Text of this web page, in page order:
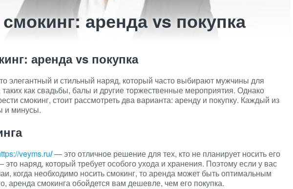
аренда vs покупка
аренда vs покупка
элегантный и стильный наряд, который часто выбирают мужчины для
как свадьбы, балы и другие торжественные мероприятия. Однако
смокинг, стоит рассмотреть два варианта: аренду и покупку. Каждый из
и минусы.
veyms.ru/— это отличное решение для тех, кто не планирует носить его
это наряд, который требует особого ухода и хранения. Поэтому если у вас
когда необходимо носить смокинг, то аренда может быть оптимальным
аренда смокинга обойдется вам дешевле, чем его покупка.